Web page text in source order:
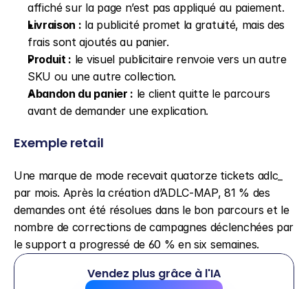
affiché sur la page n’est pas appliqué au paiement.
Livraison : la publicité promet la gratuité, mais des
frais sont ajoutés au panier.
Produit : le visuel publicitaire renvoie vers un autre
SKU ou une autre collection.
Abandon du panier : le client quitte le parcours
avant de demander une explication.
Exemple retail
Une marque de mode recevait quatorze tickets adlc_
par mois. Après la création d’ADLC-MAP, 81 % des
demandes ont été résolues dans le bon parcours et le
nombre de corrections de campagnes déclenchées par
le support a progressé de 60 % en six semaines.
Vendez plus grâce à l'IA